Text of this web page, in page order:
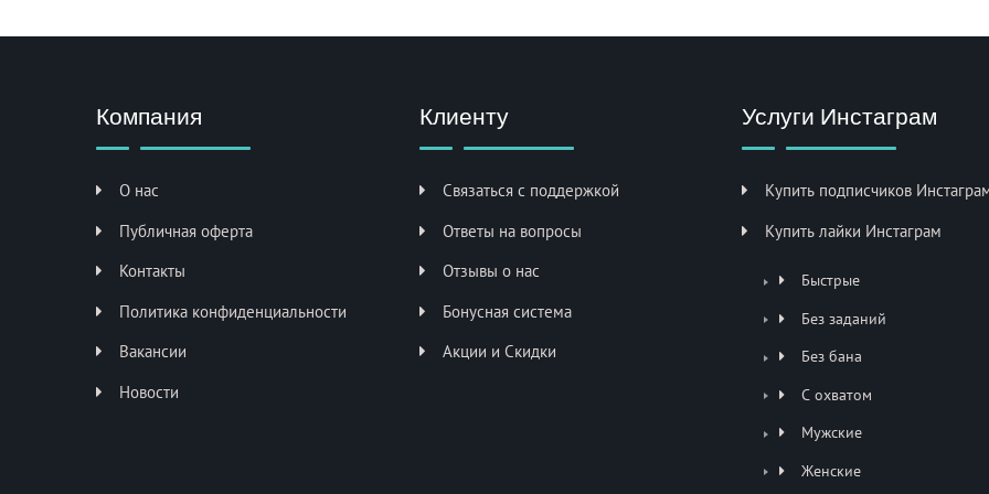
Компания
О нас
Публичная оферта
Контакты
Политика конфиденциальности
Вакансии
Новости
Клиенту
Связаться с поддержкой
Ответы на вопросы
Отзывы о нас
Бонусная система
Акции и Скидки
Услуги Инстаграм
Купить подписчиков
Купить лайки Инстаграм
Быстрые
Без заданий
Без бана
С охватом
Мужские
Женские